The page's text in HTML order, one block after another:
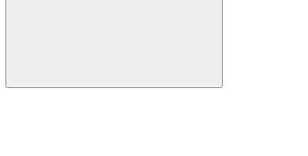
Buscar